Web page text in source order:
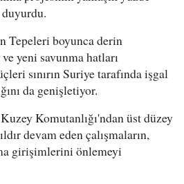
duyurdu.
Tepeleri boyunca derin
yeni savunma hatları
sınırın Suriye tarafında işgal
da genişletiyor.
Komutanlığı'ndan üst düzey
devam eden çalışmaların,
girişimlerini önlemeyi